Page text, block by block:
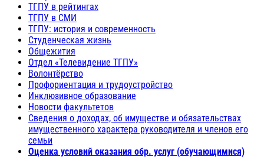
ТГПУ в рейтингах
ТГПУ в СМИ
ТГПУ: история и современность
Студенческая жизнь
Общежития
Отдел «Телевидение ТГПУ»
Волонтёрство
Профориентация и трудоустройство
Инклюзивное образование
Новости факультетов
Сведения о доходах, об имуществе и обязательствах
имущественного характера руководителя и членов его
семьи
Оценка условий оказания обр. услуг (обучающимися)